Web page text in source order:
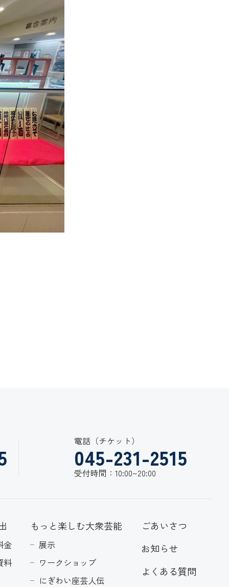
電話（チケット）
045-231-2515
受付時間：10:00~20:00
金
料
もっと楽しむ大衆芸能
展示
ワークショップ
にぎわい座芸人伝
ごあいさつ
お知らせ
よくある質問